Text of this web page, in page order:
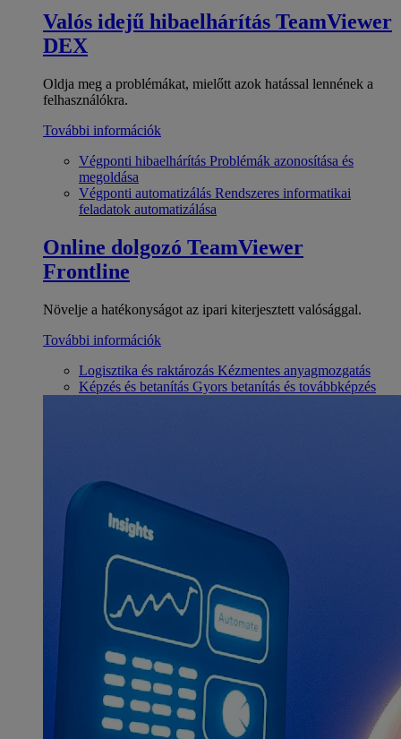
Valós idejű hibaelhárítás TeamViewer
DEX
Oldja meg a problémákat, mielőtt azok hatással lennének a
felhasználókra.
További információk
Végponti hibaelhárítás Problémák azonosítása és
megoldása
Végponti automatizálás Rendszeres informatikai
feladatok automatizálása
Online dolgozó TeamViewer
Frontline
Növelje a hatékonyságot az ipari kiterjesztett valósággal.
További információk
Logisztika és raktározás Kézmentes anyagmozgatás
Képzés és betanítás Gyors betanítás és továbbképzés